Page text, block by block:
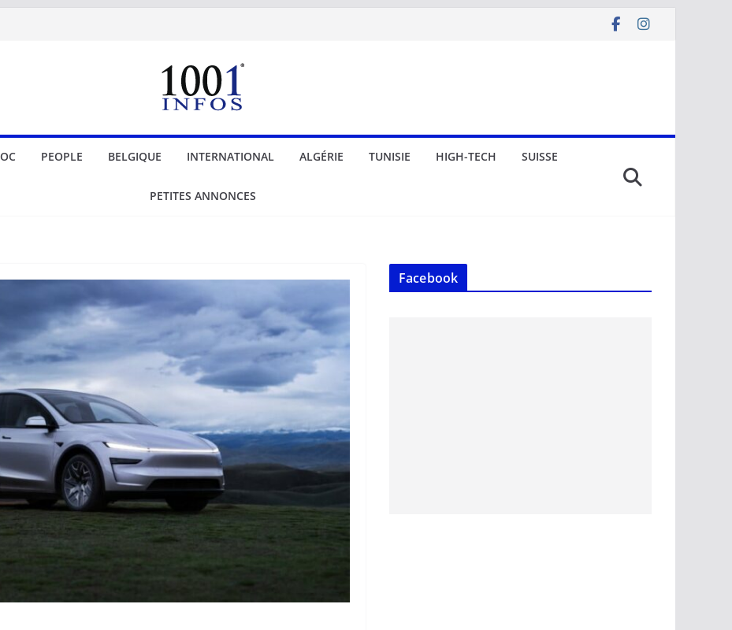
PEOPLE BELGIQUE INTERNATIONAL ALGÉRIE TUNISIE HIGH-TECH SUISSE
PETITES ANNONCES
Facebook